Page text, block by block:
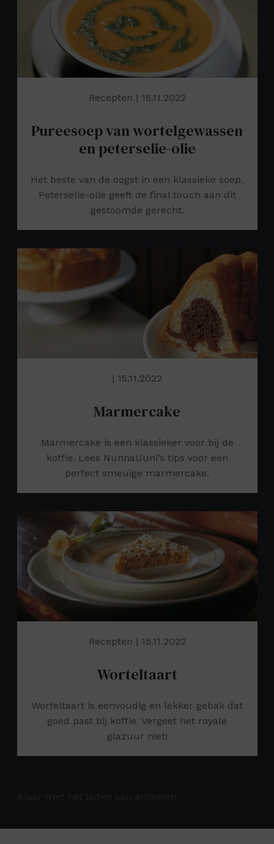
Recepten | 15.11.2022
Pureesoep van wortelgewassen
en peterselie-olie
Het beste van de oogst in een klassieke soep.
Peterselie-olie geeft de final touch aan dit
gestoomde gerecht.
| 15.11.2022
Marmercake
Marmercake is een klassieker voor bij de
koffie. Lees NunnaUuni’s tips voor een
perfect smeuïge marmercake.
Recepten | 15.11.2022
Worteltaart
Worteltaart is eenvoudig en lekker gebak dat
goed past bij koffie. Vergeet het royale
glazuur niet!